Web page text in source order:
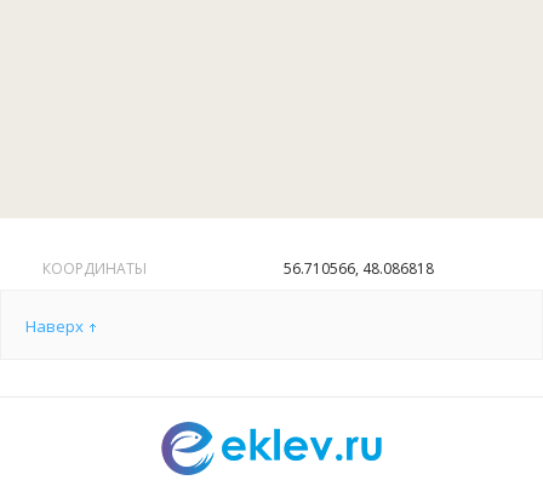
КООРДИНАТЫ 56.710566, 48.086818
Наверх